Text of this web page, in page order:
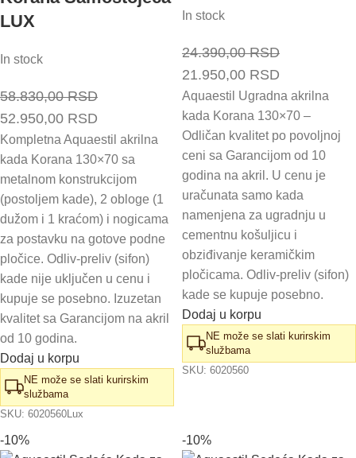
LUX
In stock
58.830,00RSD
Originalna
cena
je
bila:
58.830,00 RSD.
52.950,00 RSD
cena
je:
52.950,00 RSD.
Kompletna Aquaestil akrilna
kada Korana 130×70 sa
metalnom konstrukcijom
(postoljem kade), 2 obloge (1
dužom i 1 kraćom) i nogicama
za postavku na gotove podne
pločice. Odliv-preliv (sifon)
kade nije uključen u cenu i
kupuje se posebno. Izuzetan
kvalitet sa Garancijom na akril
od 10 godina.
Dodaj u korpu
NE može se slati kurirskim
službama
SKU: 6020560Lux
In stock
24.390,00RSD
Originalna
cena
je
bila:
24.390,00 RSD.
21.950,00 RSD
cena
je:
21.950,00
Aquaestil Ugradna akrilna
kada Korana 130×70 –
Odličan kvalitet po povoljnoj
ceni sa Garancijom od 10
godina na akril. U cenu je
uračunata samo kada
namenjena za ugradnju u
cementnu košuljicu i
obziđivanje keramičkim
pločicama. Odliv-preliv (sifon)
kade se kupuje posebno.
Dodaj u korpu
NE može se slati kurirskim
službama
SKU: 6020560
-10% -10%